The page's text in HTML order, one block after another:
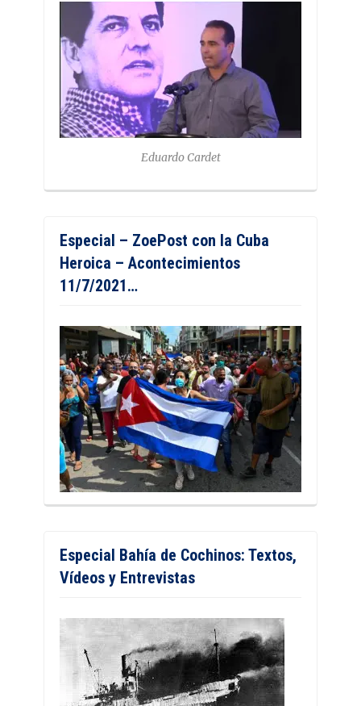
Eduardo Cardet
Especial – ZoePost con la Cuba
Heroica – Acontecimientos
11/7/2021…
Especial Bahía de Cochinos: Textos,
Vídeos y Entrevistas